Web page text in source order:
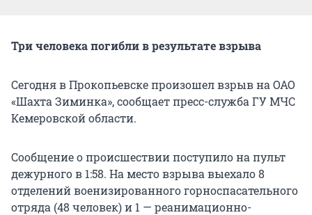
Три человека погибли в результате взрыва
Сегодня в Прокопьевске произошел взрыв на ОАО
«Шахта Зиминка», сообщает пресс-служба ГУ МЧС
Кемеровской области.
Сообщение о происшествии поступило на пульт
дежурного в 1:58. На место взрыва выехало 8
отделений военизированного горноспасательного
отряда (48 человек) и 1 — реанимационно-